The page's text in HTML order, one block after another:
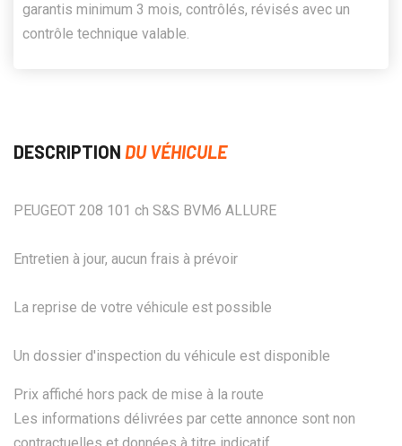
garantis minimum 3 mois, contrôlés, révisés avec un
contrôle technique valable.
DESCRIPTION DU VÉHICULE
PEUGEOT 208 101 ch S&S BVM6 ALLURE
Entretien à jour, aucun frais à prévoir
La reprise de votre véhicule est possible
Un dossier d'inspection du véhicule est disponible
Prix affiché hors pack de mise à la route
Les informations délivrées par cette annonce sont non